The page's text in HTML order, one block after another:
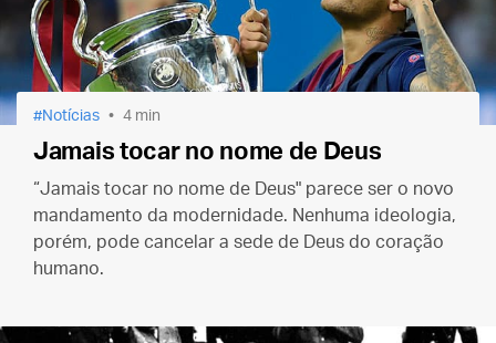
Notícias 4 min
Jamais tocar no nome de Deus
“Jamais tocar no nome de Deus" parece ser o novo
mandamento da modernidade. Nenhuma ideologia,
porém, pode cancelar a sede de Deus do coração
humano.